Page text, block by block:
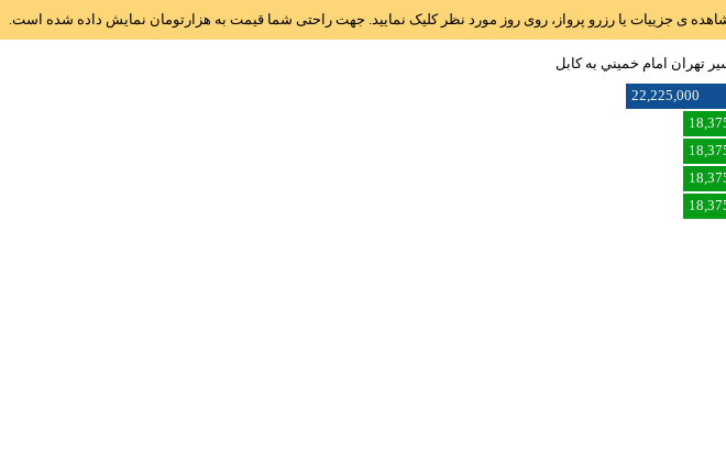
ی جزییات یا رزرو پرواز، روی روز مورد نظر کلیک نمایید. جهت راحتی شما قیمت به هزارتومان نمایش داده شده است.
تهران امام خميني به کابل
22,225,000